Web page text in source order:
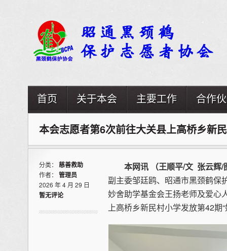
首页 关于本会 主要工作 合作
本会志愿者第6次前往大关县上高桥乡新
分类： 慈善救助
作者： 管理员
2026 年 4 月 29 日
暂无评论
本网讯 （王顺平/文 张云辉/
副主委邹廷鸥、昭通市黑颈鹤保
妙舍助学基金会王扬老师及爱心
上高桥乡新民村小学发放第42期